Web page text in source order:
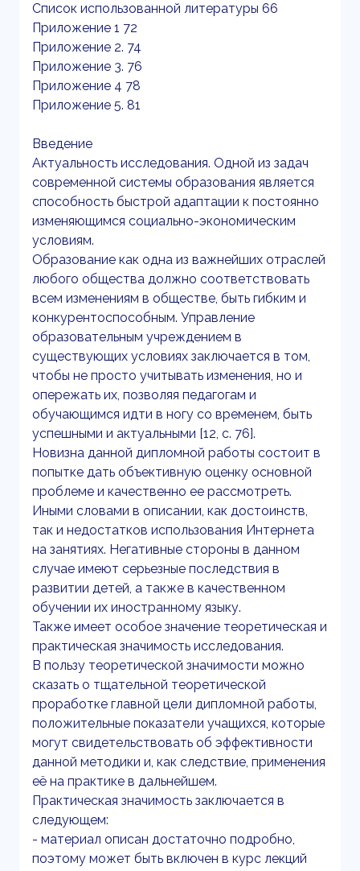
Список использованной литературы 66
Приложение 1 72
Приложение 2. 74
Приложение 3. 76
Приложение 4 78
Приложение 5. 81
Введение
Актуальность исследования. Одной из задач
современной системы образования является
способность быстрой адаптации к постоянно
изменяющимся социально-экономическим
условиям.
Образование как одна из важнейших отраслей
любого общества должно соответствовать
всем изменениям в обществе, быть гибким и
конкурентоспособным. Управление
образовательным учреждением в
существующих условиях заключается в том,
чтобы не просто учитывать изменения, но и
опережать их, позволяя педагогам и
обучающимся идти в ногу со временем, быть
успешными и актуальными [12, с. 76].
Новизна данной дипломной работы состоит в
попытке дать объективную оценку основной
проблеме и качественно ее рассмотреть.
Иными словами в описании, как достоинств,
так и недостатков использования Интернета
на занятиях. Негативные стороны в данном
случае имеют серьезные последствия в
развитии детей, а также в качественном
обучении их иностранному языку.
Также имеет особое значение теоретическая и
практическая значимость исследования.
В пользу теоретической значимости можно
сказать о тщательной теоретической
проработке главной цели дипломной работы,
положительные показатели учащихся, которые
могут свидетельствовать об эффективности
данной методики и, как следствие, применения
её на практике в дальнейшем.
Практическая значимость заключается в
следующем:
- материал описан достаточно подробно,
поэтому может быть включен в курс лекций